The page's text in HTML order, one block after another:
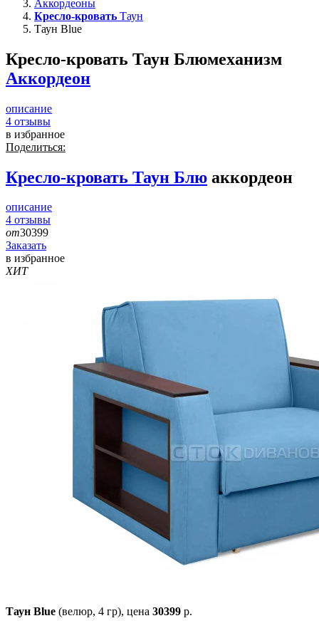
Аккордеоны
Кресло-кровать Таун
Таун Blue
Кресло-кровать Таун Блюмеханизм
Аккордеон
описание
4 отзывы
в избранное
Поделиться:
Кресло-кровать Таун Блю аккордеон
описание
4 отзывы
от30399
Заказать
в избранное
ХИТ
Таун Blue (велюр, 4 гр), цена 30399 р.